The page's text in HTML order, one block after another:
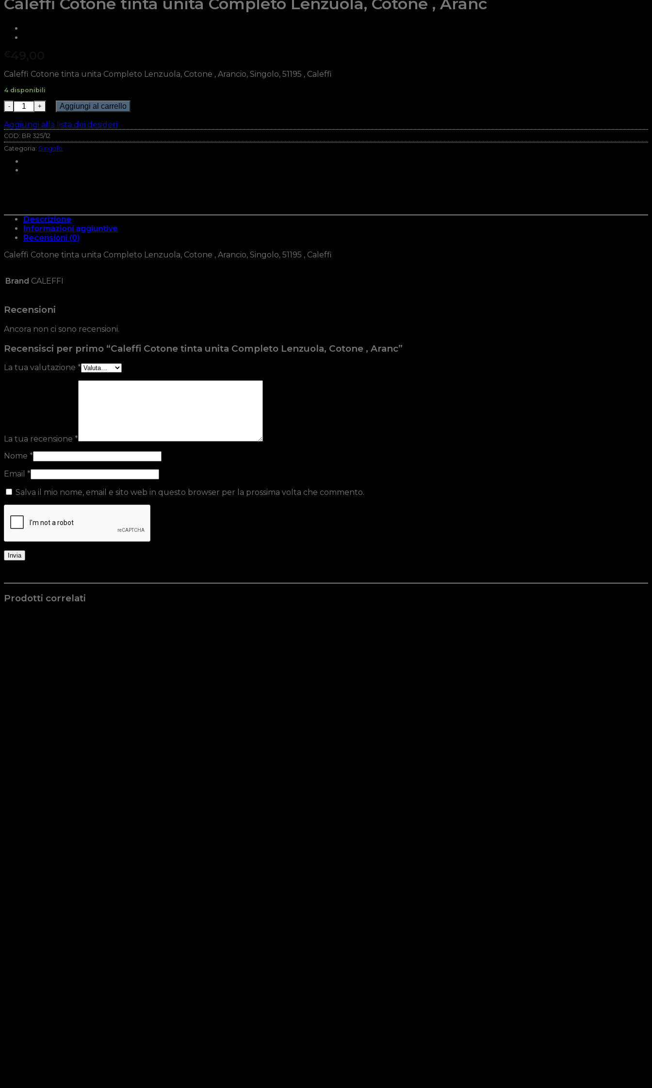
Caleffi Cotone tinta unita Completo Lenzuola, Cotone , Aranc
Caleffi Cotone tinta unita Completo Lenzuola, Cotone , Arancio, Singolo, 51195 , Caleffi
4 disponibili
Caleffi Cotone tinta unita Completo Lenzuola, Cotone , Aranc quantità
Aggiungi al carrello
Aggiungi alla lista dei desideri
COD: BR 325/12
Categoria: Singolo
Descrizione
Informazioni aggiuntive
Recensioni (0)
Caleffi Cotone tinta unita Completo Lenzuola, Cotone , Arancio, Singolo, 51195 , Caleffi
Brand CALEFFI
Recensioni
Ancora non ci sono recensioni.
Recensisci per primo “Caleffi Cotone tinta unita Completo Lenzuola, Cotone , Aranc”
La tua valutazione *
La tua recensione *
Nome *
Email *
Salva il mio nome, email e sito web in questo browser per la prossima volta che commento.
Prodotti correlati